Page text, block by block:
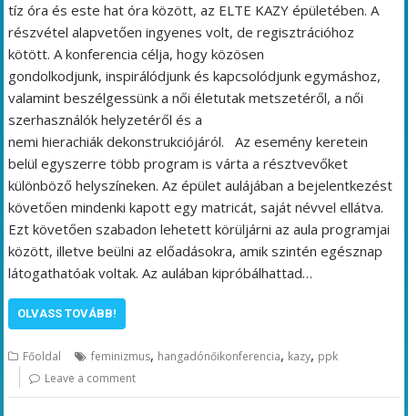
tíz óra és este hat óra között, az ELTE KAZY épületében. A
részvétel alapvetően ingyenes volt, de regisztrációhoz
kötött. A konferencia célja, hogy közösen
gondolkodjunk, inspirálódjunk és kapcsolódjunk egymáshoz,
valamint beszélgessünk a női életutak metszetéről, a női
szerhasználók helyzetéről és a
nemi hierachiák dekonstrukciójáról. Az esemény keretein
belül egyszerre több program is várta a résztvevőket
különböző helyszíneken. Az épület aulájában a bejelentkezést
követően mindenki kapott egy matricát, saját névvel ellátva.
Ezt követően szabadon lehetett körüljárni az aula programjai
között, illetve beülni az előadásokra, amik szintén egésznap
látogathatóak voltak. Az aulában kipróbálhattad…
OLVASS TOVÁBB!
Főoldal feminizmus, hangadónőikonferencia, kazy, ppk
Leave a comment